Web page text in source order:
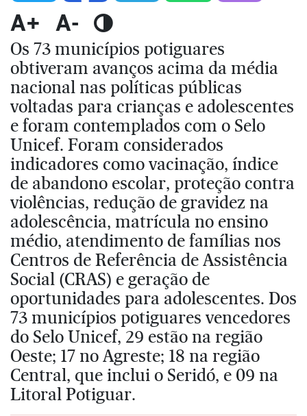
A+ A-
Os 73 municípios potiguares
obtiveram avanços acima da média
nacional nas políticas públicas
voltadas para crianças e adolescentes
e foram contemplados com o Selo
Unicef. Foram considerados
indicadores como vacinação, índice
de abandono escolar, proteção contra
violências, redução de gravidez na
adolescência, matrícula no ensino
médio, atendimento de famílias nos
Centros de Referência de Assistência
Social (CRAS) e geração de
oportunidades para adolescentes. Dos
73 municípios potiguares vencedores
do Selo Unicef, 29 estão na região
Oeste; 17 no Agreste; 18 na região
Central, que inclui o Seridó, e 09 na
Litoral Potiguar.